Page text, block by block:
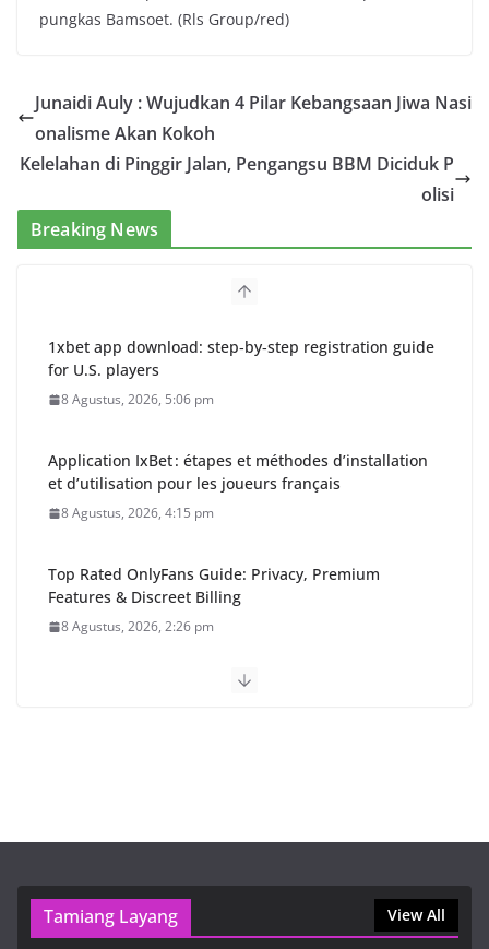
pungkas Bamsoet. (Rls Group/red)
Junaidi Auly : Wujudkan 4 Pilar Kebangsaan Jiwa Nasi
onalisme Akan Kokoh
Kelelahan di Pinggir Jalan, Pengangsu BBM Diciduk P
olisi
Breaking News
1xbet app download: step‑by‑step registration guide
for U.S. players
8 Agustus, 2026, 5:06 pm
Application IxBet : étapes et méthodes d’installation
et d’utilisation pour les joueurs français
8 Agustus, 2026, 4:15 pm
Top Rated OnlyFans Guide: Privacy, Premium
Features & Discreet Billing
8 Agustus, 2026, 2:26 pm
Gubernur Kalteng: Pemerintah
Momentum Perkuat Sinergi dan
Tamiang Layang View All